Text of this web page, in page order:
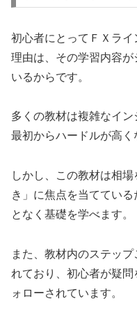
初心者にとってＦＸラ
理由は、その学習内容
いるからです。
多くの教材は複雑なイン
最初からハードルが高く
しかし、この教材は相
き」に焦点を当ててい
となく基礎を学べます。
また、教材内のステッ
れており、初心者が疑
ォローされています。